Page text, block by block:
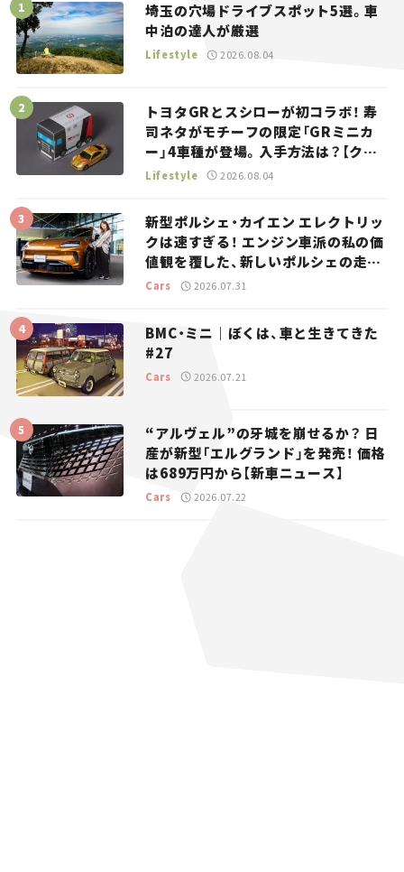
埼玉の穴場ドライブスポット5選。車
中泊の達人が厳選
Lifestyle 2026.08.04
トヨタGRとスシローが初コラボ！ 寿
司ネタがモチーフの限定「GRミニカ
ー」4車種が登場。入手方法は？【クル
マとホビー】
Lifestyle 2026.08.04
新型ポルシェ・カイエン エレクトリッ
クは速すぎる！ エンジン車派の私の価
値観を覆した、新しいポルシェの走
り。
Cars 2026.07.31
BMC・ミニ｜ぼくは、車と生きてきた
#27
Cars 2026.07.21
“アルヴェル”の牙城を崩せるか？ 日
産が新型「エルグランド」を発売！ 価格
は689万円から【新車ニュース】
Cars 2026.07.22